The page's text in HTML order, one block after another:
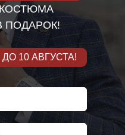
ПОДАРОК!
10 АВГУСТА!